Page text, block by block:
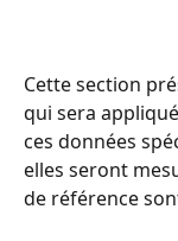
Cette section
qui sera
ces données
elles seront
de référence